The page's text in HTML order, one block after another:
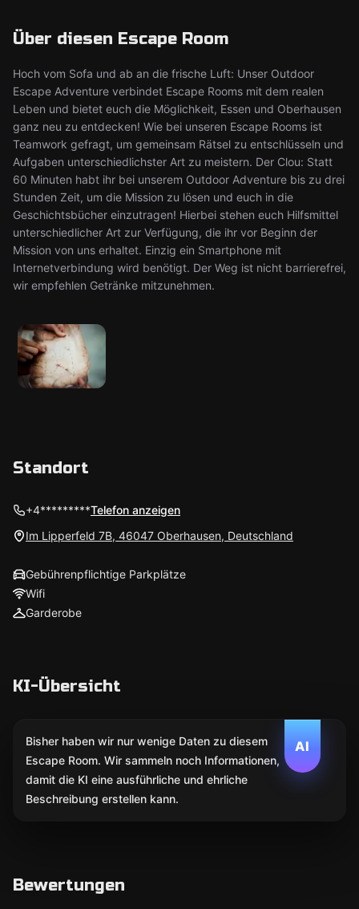
Über diesen Escape Room
Hoch vom Sofa und ab an die frische Luft: Unser Outdoor
Escape Adventure verbindet Escape Rooms mit dem realen
Leben und bietet euch die Möglichkeit, Essen und Oberhausen
ganz neu zu entdecken! Wie bei unseren Escape Rooms ist
Teamwork gefragt, um gemeinsam Rätsel zu entschlüsseln und
Aufgaben unterschiedlichster Art zu meistern. Der Clou: Statt
60 Minuten habt ihr bei unserem Outdoor Adventure bis zu drei
Stunden Zeit, um die Mission zu lösen und euch in die
Geschichtsbücher einzutragen! Hierbei stehen euch Hilfsmittel
unterschiedlicher Art zur Verfügung, die ihr vor Beginn der
Mission von uns erhaltet. Einzig ein Smartphone mit
Internetverbindung wird benötigt. Der Weg ist nicht barrierefrei,
wir empfehlen Getränke mitzunehmen.
Standort
+4*********Telefon anzeigen
Im Lipperfeld 7B, 46047 Oberhausen, Deutschland
Gebührenpflichtige Parkplätze
Wifi
Garderobe
KI-Übersicht
AI
Bisher haben wir nur wenige Daten zu diesem
Escape Room. Wir sammeln noch Informationen,
damit die KI eine ausführliche und ehrliche
Beschreibung erstellen kann.
Bewertungen